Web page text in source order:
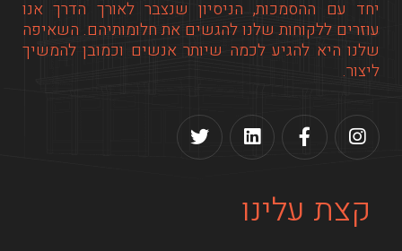
יחד עם ההסמכות, הניסיון שנצבר לאורך הדרך אנו
עוזרים ללקוחות שלנו להגשים את חלומותיהם. השאיפה
שלנו היא להגיע לכמה שיותר אנשים וכמובן להמשיך
ליצור.
קצת עלינו